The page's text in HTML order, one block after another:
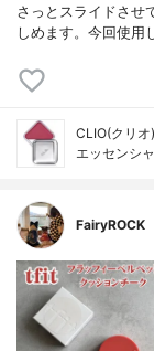
さっとスライドさせ
しめます。今回使用
CLIO(クリオ)
エッセンシ
FairyROCK